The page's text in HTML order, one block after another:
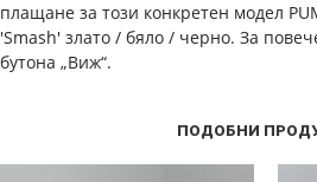
плащане за този конкретен модел
'Smash' злато / бяло / черно. За
бутона „Виж“.
ПОДОБНИ